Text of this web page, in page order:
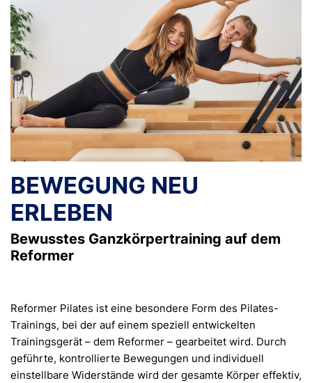
BEWEGUNG NEU
ERLEBEN
Bewusstes Ganzkörpertraining auf dem
Reformer
Reformer Pilates ist eine besondere Form des Pilates-
Trainings, bei der auf einem speziell entwickelten
Trainingsgerät – dem Reformer – gearbeitet wird. Durch
geführte, kontrollierte Bewegungen und individuell
einstellbare Widerstände wird der gesamte Körper effektiv,